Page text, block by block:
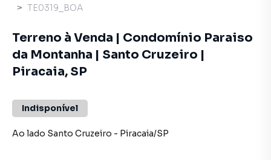
TE0319_BOA
Terreno à Venda | Condomínio Paraiso
da Montanha | Santo Cruzeiro |
Piracaia, SP
Indisponível
Ao lado Santo Cruzeiro - Piracaia/SP